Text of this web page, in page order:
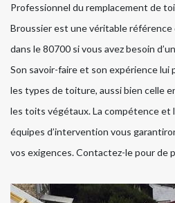
Professionnel du remplacement de
Broussier est une véritable référence
dans le 80700 si vous avez besoin
Son savoir-faire et son expérience lui
les types de toiture, aussi bien celle
les toits végétaux. La compétence et
équipes d’intervention vous
vos exigences. Contactez-le pour de